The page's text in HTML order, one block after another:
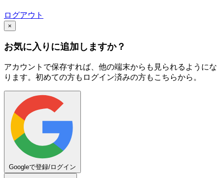
ログアウト
×
お気に入りに追加しますか？
アカウントで保存すれば、他の端末からも見られるようにな
ります。初めての方もログイン済みの方もこちらから。
Googleで登録/ログイン